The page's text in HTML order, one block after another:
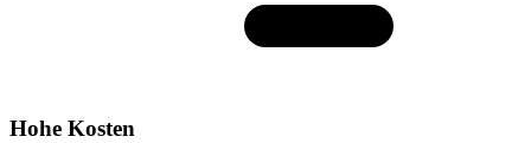
Hohe Kosten